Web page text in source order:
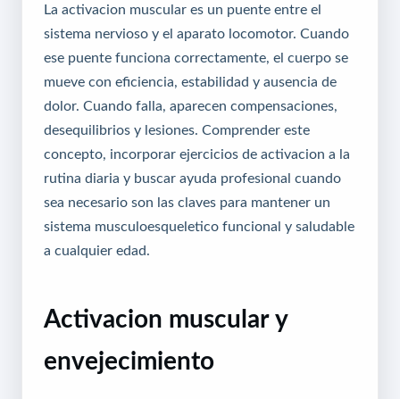
La activacion muscular es un puente entre el
sistema nervioso y el aparato locomotor. Cuando
ese puente funciona correctamente, el cuerpo se
mueve con eficiencia, estabilidad y ausencia de
dolor. Cuando falla, aparecen compensaciones,
desequilibrios y lesiones. Comprender este
concepto, incorporar ejercicios de activacion a la
rutina diaria y buscar ayuda profesional cuando
sea necesario son las claves para mantener un
sistema musculoesqueletico funcional y saludable
a cualquier edad.
Activacion muscular y
envejecimiento